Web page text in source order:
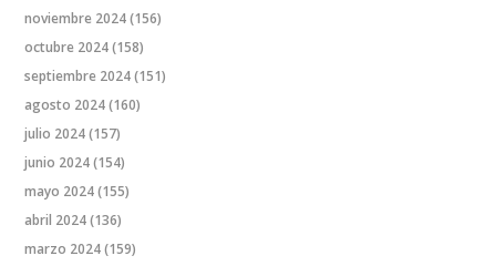
noviembre 2024(156)
octubre 2024(158)
septiembre 2024(151)
agosto 2024(160)
julio 2024(157)
junio 2024(154)
mayo 2024(155)
abril 2024(136)
marzo 2024(159)